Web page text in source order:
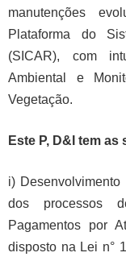
manutenções
Plataforma do
(SICAR), com
Ambiental e
Vegetação.
Este P, D&I tem
i)
dos processos
Pagamentos por
disposto na Lei n°